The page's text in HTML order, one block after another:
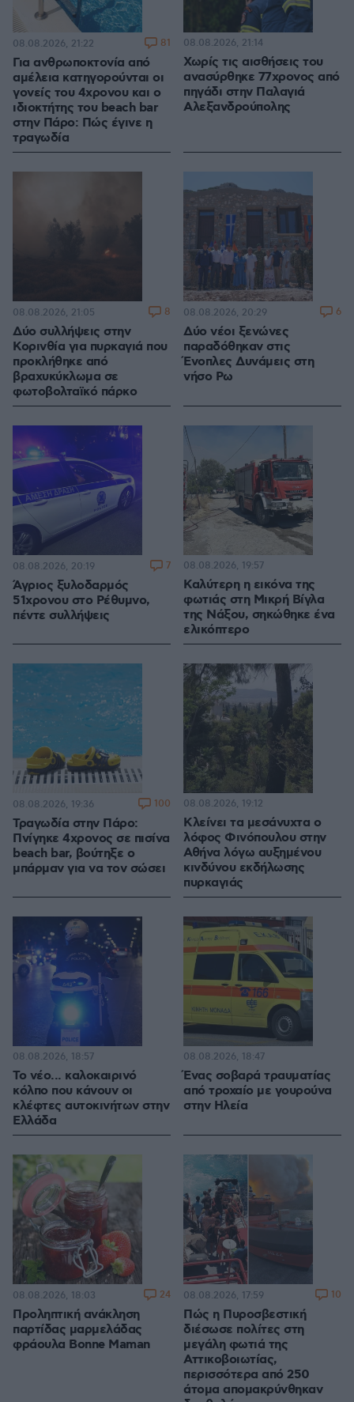
Για ανθρωποκτονία από
αμέλεια κατηγορούνται οι
γονείς του 4χρονου και ο
ιδιοκτήτης του beach bar
στην Πάρο: Πώς έγινε η
τραγωδία
08.08.2026, 21:22 81
Χωρίς τις αισθήσεις του
ανασύρθηκε 77χρονος από
πηγάδι στην Παλαγιά
Αλεξανδρούπολης
08.08.2026, 21:14
Δύο συλλήψεις στην
Κορινθία για πυρκαγιά που
προκλήθηκε από
βραχυκύκλωμα σε
φωτοβολταϊκό πάρκο
08.08.2026, 21:05 8
Δύο νέοι ξενώνες
παραδόθηκαν στις
Ένοπλες Δυνάμεις στη
νήσο Ρω
08.08.2026, 20:29 6
Άγριος ξυλοδαρμός
51χρονου στο Ρέθυμνο,
πέντε συλλήψεις
08.08.2026, 20:19 7
Καλύτερη η εικόνα της
φωτιάς στη Μικρή Βίγλα
της Νάξου, σηκώθηκε ένα
ελικόπτερο
08.08.2026, 19:57
Τραγωδία στην Πάρο:
Πνίγηκε 4χρονος σε πισίνα
beach bar, βούτηξε ο
μπάρμαν για να τον σώσει
08.08.2026, 19:36 100
Κλείνει τα μεσάνυχτα ο
λόφος Φινόπουλου στην
Αθήνα λόγω αυξημένου
κινδύνου εκδήλωσης
πυρκαγιάς
08.08.2026, 19:12
Το νέο... καλοκαιρινό
κόλπο που κάνουν οι
κλέφτες αυτοκινήτων στην
Ελλάδα
08.08.2026, 18:57
Ένας σοβαρά τραυματίας
από τροχαίο με γουρούνα
στην Ηλεία
08.08.2026, 18:47
Προληπτική ανάκληση
παρτίδας μαρμελάδας
φράουλα Bonne Maman
08.08.2026, 18:03 24
Πώς η Πυροσβεστική
διέσωσε πολίτες στη
μεγάλη φωτιά της
Αττικοβοιωτίας,
περισσότερα από 250
άτομα απομακρύνθηκαν
08.08.2026, 17:59 10